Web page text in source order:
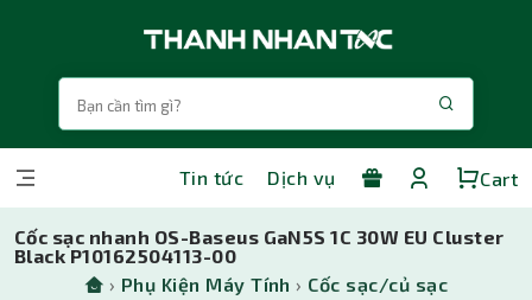
Tin tức Dịch vụ Cart
Cốc sạc nhanh OS-Baseus GaN5S 1C 30W EU Cluster
Black P10162504113-00
› Phụ Kiện Máy Tính › Cốc sạc/củ sạc